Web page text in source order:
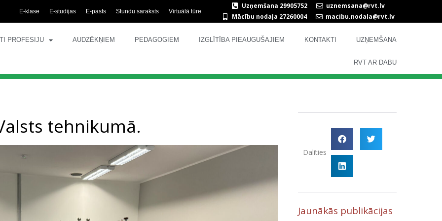
E-klase E-studijas E-pasts Stundu saraksts Virtuālā tūre
Uzņemšana 29905752
uznemsana@rvt.lv
Mācību nodaļa 27260004
macibu.nodala@rvt.lv
PROFESIJU AUDZĒKŅIEM PEDAGOGIEM IZGLĪTĪBA PIEAUGUŠAJIEM KONTAKTI UZŅEMŠANA
RVT AR DABU
tehnikumā.
Dalīties
Jaunākās publikācijas